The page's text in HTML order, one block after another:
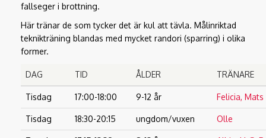
fallseger i brottning.
Här tränar de som tycker det är kul att tävla. Målinriktad
teknikträning blandas med mycket randori (sparring) i olika
former.
DAG TID ÅLDER TRÄNARE
Tisdag 17:00-18:00 9-12 år Felicia, Mats
Tisdag 18:30-20:15 ungdom/vuxen Olle